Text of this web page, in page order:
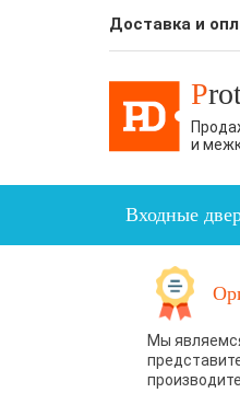
Доставка и
P
и
Входные
Мы